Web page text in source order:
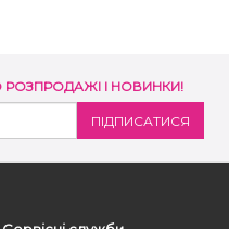
І НОВИНКИ!